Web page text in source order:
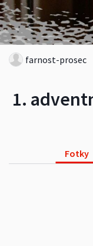
1.
farnost-prosec
Fotky